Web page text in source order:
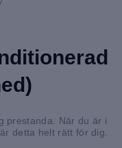
prestanda. När du är i
detta helt rätt för dig.